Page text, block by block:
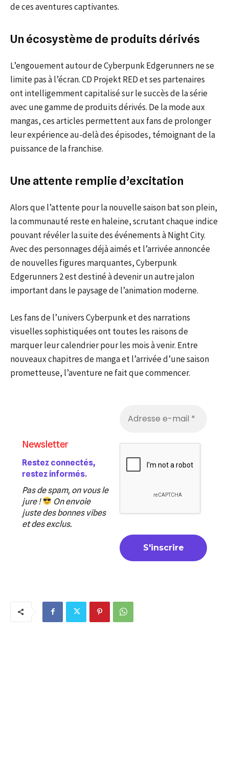
de ces aventures captivantes.
Un écosystème de produits dérivés
L’engouement autour de Cyberpunk Edgerunners ne se
limite pas à l’écran. CD Projekt RED et ses partenaires
ont intelligemment capitalisé sur le succès de la série
avec une gamme de produits dérivés. De la mode aux
mangas, ces articles permettent aux fans de prolonger
leur expérience au-delà des épisodes, témoignant de la
puissance de la franchise.
Une attente remplie d’excitation
Alors que l’attente pour la nouvelle saison bat son plein,
la communauté reste en haleine, scrutant chaque indice
pouvant révéler la suite des événements à Night City.
Avec des personnages déjà aimés et l’arrivée annoncée
de nouvelles figures marquantes, Cyberpunk
Edgerunners 2 est destiné à devenir un autre jalon
important dans le paysage de l’animation moderne.
Les fans de l’univers Cyberpunk et des narrations
visuelles sophistiquées ont toutes les raisons de
marquer leur calendrier pour les mois à venir. Entre
nouveaux chapitres de manga et l’arrivée d’une saison
prometteuse, l’aventure ne fait que commencer.
Newsletter
Restez connectés,
restez informés.
Pas de spam, on vous le
jure !
On envoie
juste des bonnes vibes
et des exclus.